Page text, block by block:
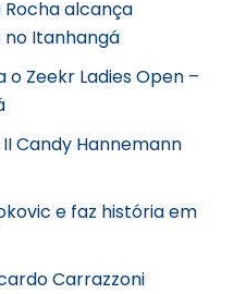
Rocha alcança
Itanhangá
Zeekr Ladies Open –
Candy Hannemann
e faz história em
Carrazzoni